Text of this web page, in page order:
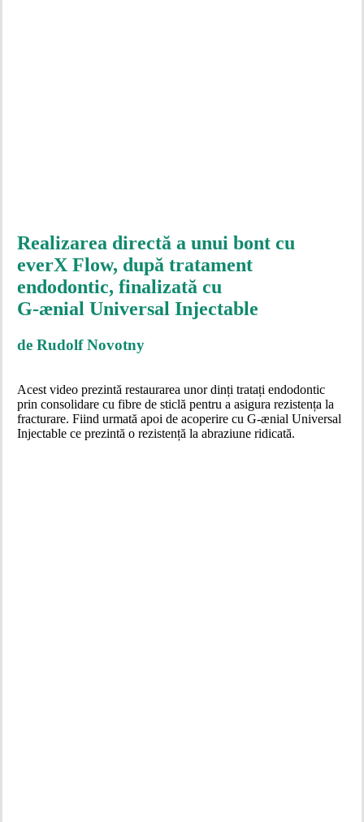
Realizarea directă a unui bont cu
everX Flow, după tratament
endodontic, finalizată cu
G-ænial Universal Injectable
de Rudolf Novotny
Acest video prezintă restaurarea unor dinți tratați endodontic
prin consolidare cu fibre de sticlă pentru a asigura rezistența la
fracturare. Fiind urmată apoi de acoperire cu G-ænial Universal
Injectable ce prezintă o rezistență la abraziune ridicată.